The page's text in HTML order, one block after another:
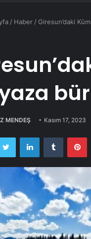
/ Haber / Giresun’daki
MENDEŞ Kasım 17, 2023
Twitter LinkedInTumblr